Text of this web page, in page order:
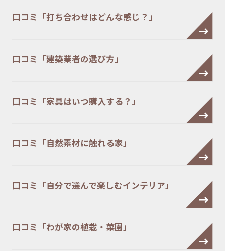
口コミ「打ち合わせはどんな感じ？」
口コミ「建築業者の選び方」
口コミ「家具はいつ購入する？」
口コミ「自然素材に触れる家」
口コミ「自分で選んで楽しむインテリア」
口コミ「わが家の植栽・菜園」